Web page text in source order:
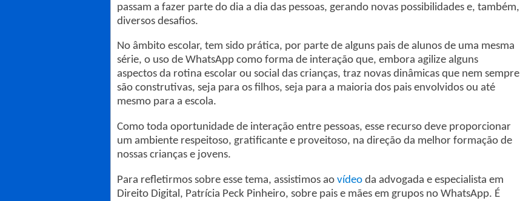
passam a fazer parte do dia a dia das pessoas, gerando novas possibilidades e, também,
diversos desafios.
No âmbito escolar, tem sido prática, por parte de alguns pais de alunos de uma mesma
série, o uso de WhatsApp como forma de interação que, embora agilize alguns
aspectos da rotina escolar ou social das crianças, traz novas dinâmicas que nem sempre
são construtivas, seja para os filhos, seja para a maioria dos pais envolvidos ou até
mesmo para a escola.
Como toda oportunidade de interação entre pessoas, esse recurso deve proporcionar
um ambiente respeitoso, gratificante e proveitoso, na direção da melhor formação de
nossas crianças e jovens.
Para refletirmos sobre esse tema, assistimos ao vídeo da advogada e especialista em
Direito Digital, Patrícia Peck Pinheiro, sobre pais e mães em grupos no WhatsApp. É